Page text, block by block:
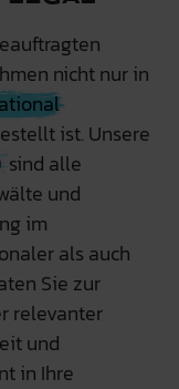
nicht nur in
ist. Unsere
sind alle
und
im
als auch
Sie zur
relevanter
und
in Ihre